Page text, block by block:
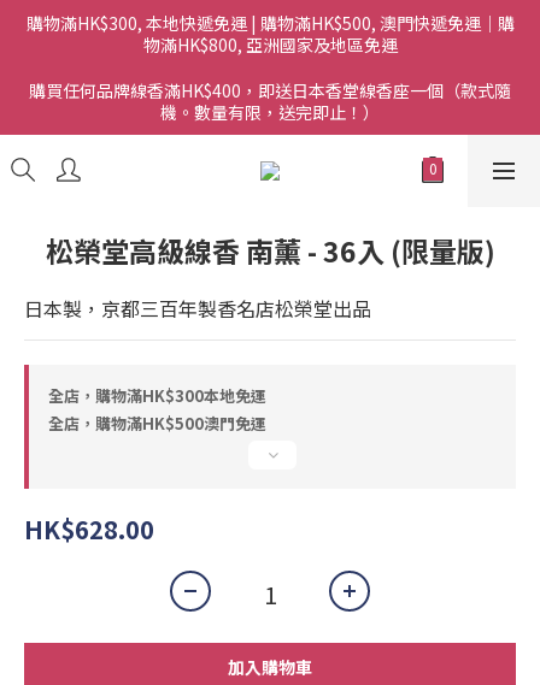
購物滿HK$300, 本地快遞免運 | 購物滿HK$500, 澳門快遞免運｜購
物滿HK$800, 亞洲國家及地區免運
購買任何品牌線香滿HK$400，即送日本香堂線香座一個（款式隨
機。數量有限，送完即止！）
松榮堂高級線香 南薰 - 36入 (限量版)
日本製，京都三百年製香名店松榮堂出品
全店，購物滿HK$300本地免運
全店，購物滿HK$500澳門免運
HK$628.00
加入購物車